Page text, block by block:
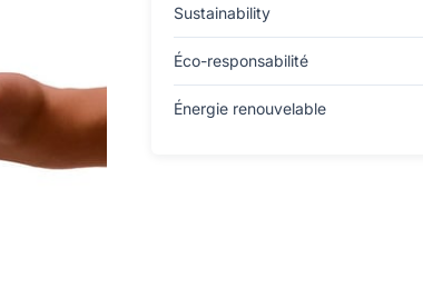
Sustainability
Éco-responsabilité
Énergie renouvelable